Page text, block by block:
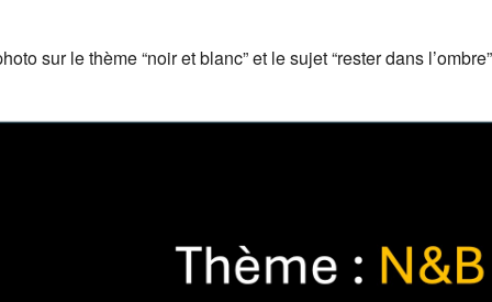
sur le thème “noir et blanc” et le sujet “rester dans